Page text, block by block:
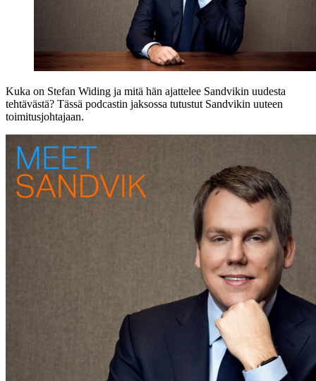
Kuka on Stefan Widing ja mitä hän ajattelee Sandvikin uudesta
tehtävästä? Tässä podcastin jaksossa tutustut Sandvikin uuteen
toimitusjohtajaan.